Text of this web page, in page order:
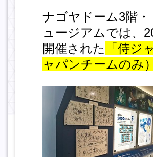
ナゴヤドーム3階
ュージアムでは、
開催された
「侍ジ
ャパンチームのみ